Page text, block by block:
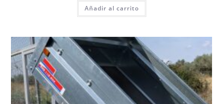
Añadir al carrito